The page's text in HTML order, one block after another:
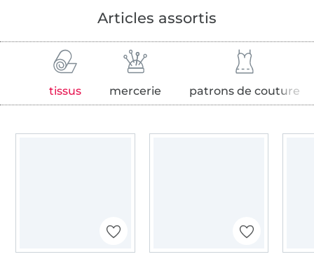
Articles assortis
tissus mercerie patrons de couture